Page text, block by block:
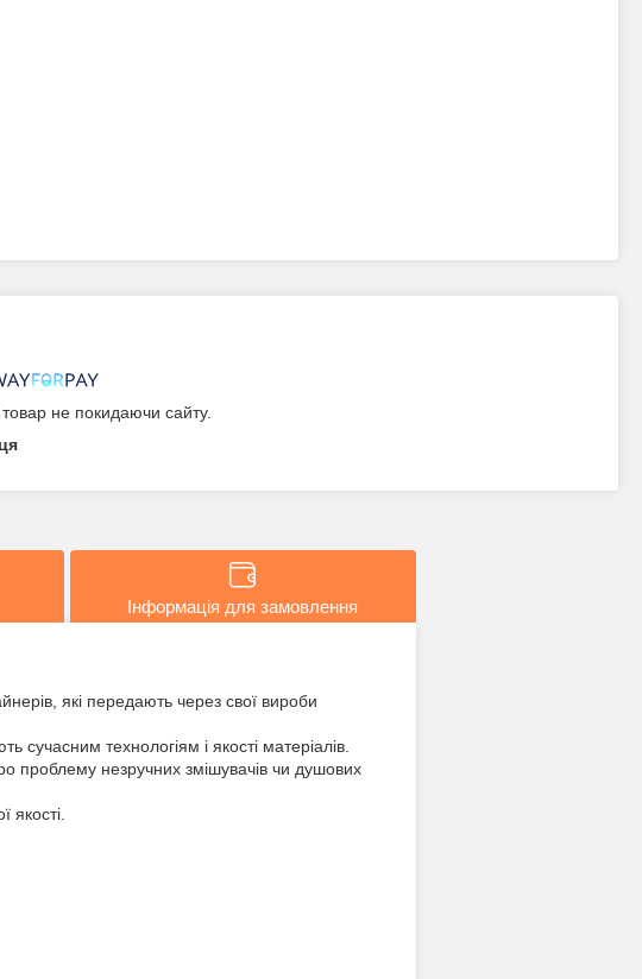
не покидаючи сайту.
Інформація для замовлення
які передають через свої вироби
сучасним технологіям і якості матеріалів.
проблему незручних змішувачів чи душових
якості.